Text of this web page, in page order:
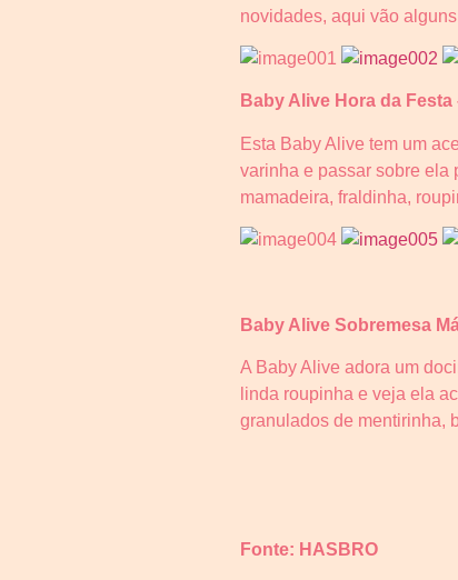
novidades, aqui vão
Baby Alive Hora da Festa
Esta Baby Alive tem um
varinha e passar sobre ela
mamadeira, fraldinha,
Baby Alive Sobremesa
A Baby Alive adora um
linda roupinha e veja ela
granulados de mentirinha,
Fonte: HASBRO